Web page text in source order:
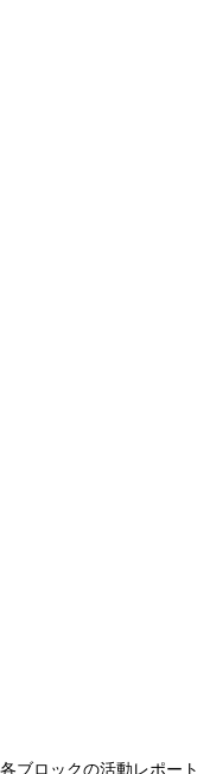
各ブロックの活動レポート